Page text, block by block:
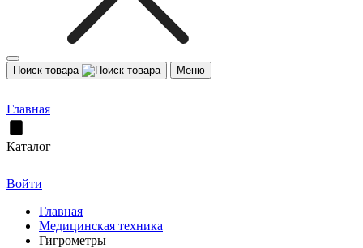
Поиск товара Меню
Главная
Каталог
Войти
Главная
Медицинская техника
Гигрометры